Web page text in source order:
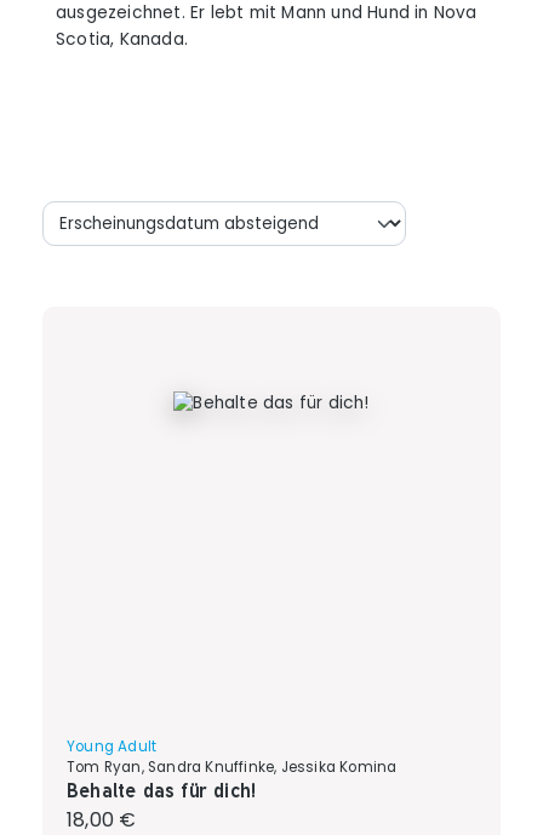
ausgezeichnet. Er lebt mit Mann und Hund in Nova
Scotia, Kanada.
Young Adult
Tom Ryan, Sandra Knuffinke, Jessika Komina
Behalte das für dich!
Regulärer Preis:
18,00 €